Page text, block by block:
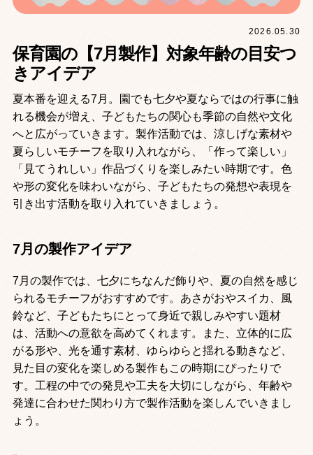
2026.05.30
保育園の【7月製作】対象年齢の目安つ
きアイデア
夏本番を迎える7月。園でも七夕や夏ならではの行事に触
れる機会が増え、子どもたちの関心も季節の自然や文化
へと広がっていきます。製作活動では、涼しげな素材や
夏らしいモチーフを取り入れながら、「作って楽しい」
「見てうれしい」作品づくりを楽しみたい時期です。色
や形の変化を味わいながら、子どもたちの発想や表現を
引き出す活動を取り入れていきましょう。
7月の製作アイデア
7月の製作では、七夕にちなんだ飾りや、夏の自然を感じ
られるモチーフがおすすめです。あさがおやスイカ、風
鈴など、子どもたちにとって身近で親しみやすい題材
は、活動への意欲を高めてくれます。また、立体的に広
がる形や、光を通す素材、ゆらゆらと揺れる動きなど、
見た目の変化を楽しめる製作もこの時期にぴったりで
す。工程の中での発見や工夫を大切にしながら、年齢や
発達に合わせた関わり方で製作活動を楽しんでいきまし
ょう。